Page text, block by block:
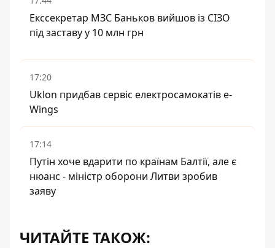
Екссекретар МЗС Баньков вийшов із СІЗО
під заставу у 10 млн грн
17:20
Uklon придбав сервіс електросамокатів e-
Wings
17:14
Путін хоче вдарити по країнам Балтії, але є
нюанс - міністр оборони Литви зробив
заяву
ЧИТАЙТЕ ТАКОЖ: